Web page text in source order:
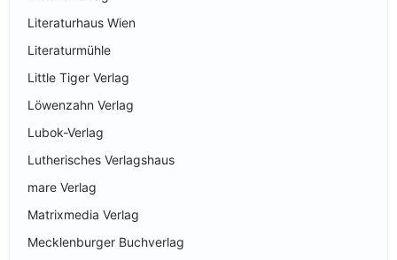
Literaturhaus Wien
Literaturmühle
Little Tiger Verlag
Löwenzahn Verlag
Lubok-Verlag
Lutherisches Verlagshaus
mare Verlag
Matrixmedia Verlag
Mecklenburger Buchverlag